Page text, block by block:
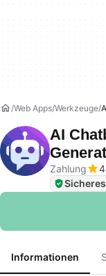
Web Apps Werkzeuge
AI
Zahlung
Informationen